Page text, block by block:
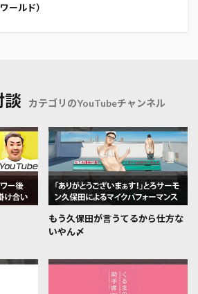
ールド）
談 カテゴリのYouTubeチャンネル
もう久保田が言うてるから仕方な
いやん〆